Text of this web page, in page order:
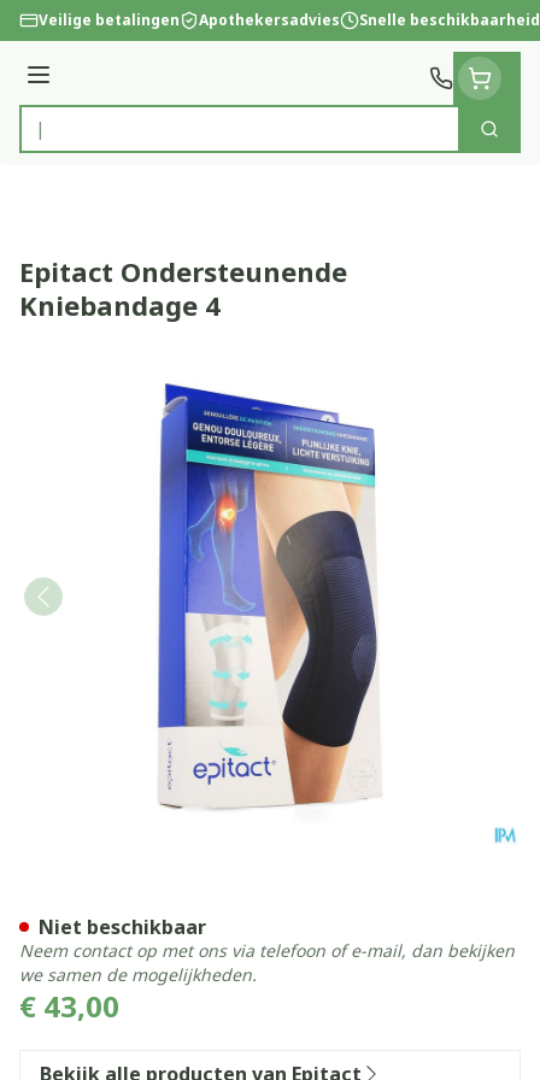
Ga naar de inhoud
Veilige betalingen Apothekersadvies Snelle beschikbaarheid
Menu
Product, merk, categorie...
Zoek
Epitact Ondersteunende
Kniebandage 4
€ 43,00
Niet beschikbaar
Neem contact op met ons via telefoon of e-mail, dan bekijken
we samen de mogelijkheden.
Bekijk alle producten van Epitact